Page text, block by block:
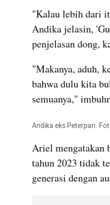
"Kalau lebih dari
Andika jelasin,
penjelasan dong,
"Makanya, aduh,
bahwa dulu kita
semuanya,"
Andika eks Peterpan.
Ariel mengatakan
tahun 2023 tidak
generasi dengan